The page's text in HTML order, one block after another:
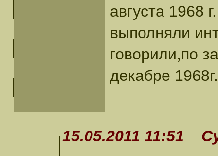
августа 1968
выполняли
говорили,по
декабре
15.05.2011 11:51